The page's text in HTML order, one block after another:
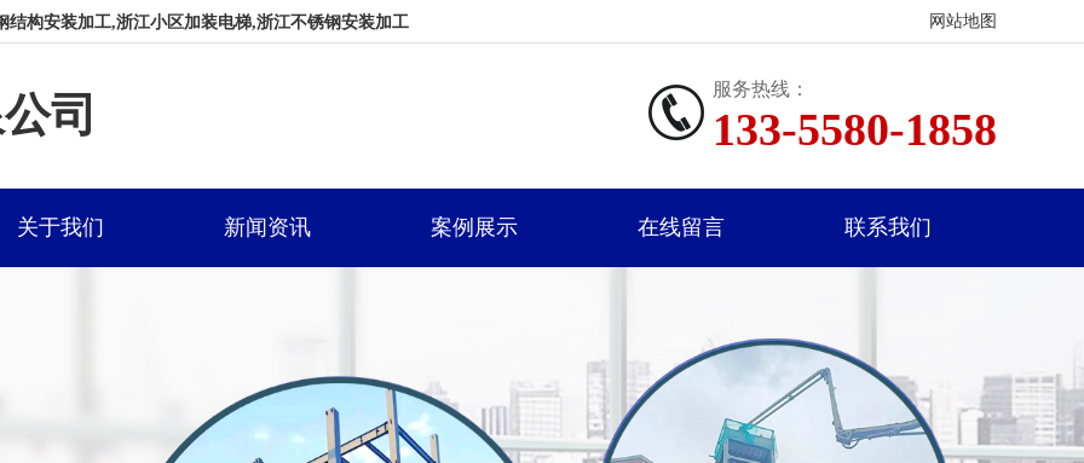
结构安装加工,浙江小区加装电梯,浙江不锈钢安装加工 网站地图
司
服务热线：
133-5580-1858
关于我们 新闻资讯 案例展示 在线留言 联系我们